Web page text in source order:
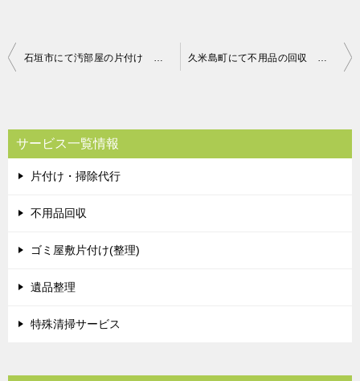
投
ビ
ゲ
ー
シ
石垣市にて汚部屋の片付け お客様の声 久米島町にて不用品の回収 お客様の声
サービス一覧情報
片付け・掃除代行
不用品回収
ゴミ屋敷片付け(整理)
遺品整理
特殊清掃サービス